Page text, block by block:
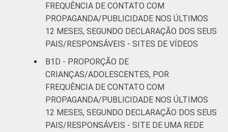
CLASSE
SOCIAL
AB
C 77
DE
¹Base: 2 105 usuários de Internet de 9 a 17
anos. Respostas estimuladas. Cada item
apresentado se refere apenas aos
resultados da alternativa "sim". Dados
FREQUÊNCIA DE CONTATO COM
PROPAGANDA/PUBLICIDADE NOS ÚLTIMOS
12 MESES, SEGUNDO DECLARAÇÃO DOS SEUS
PAIS/RESPONSÁVEIS - SITES DE VÍDEOS
B1D - PROPORÇÃO DE
CRIANÇAS/ADOLESCENTES, POR
FREQUÊNCIA DE CONTATO COM
PROPAGANDA/PUBLICIDADE NOS ÚLTIMOS
12 MESES, SEGUNDO DECLARAÇÃO DOS SEUS
PAIS/RESPONSÁVEIS - SITE DE UMA REDE